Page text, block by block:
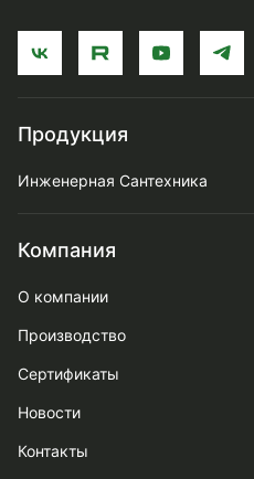
Продукция
Инженерная Сантехника
Компания
О компании
Производство
Сертификаты
Новости
Контакты